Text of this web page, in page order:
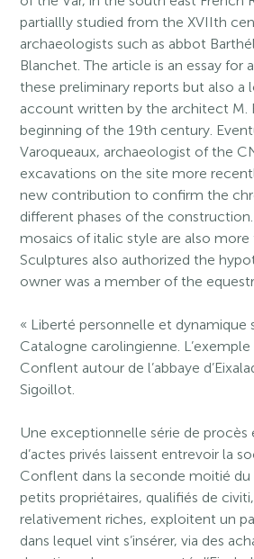
partiallly studied from the XVIIth
archaeologists such as abbot
Blanchet. The article is an essay for
these preliminary reports but also a
account written by the architect M.
beginning of the 19th century.
Varoqueaux, archaeologist of the
excavations on the site more
new contribution to confirm the
different phases of the construction.
mosaics of italic style are also more
Sculptures also authorized the
owner was a member of the
« Liberté personnelle et dynamique
Catalogne carolingienne.
Conflent autour de l’abbaye
Sigoillot.
Une exceptionnelle série de procès
d’actes privés laissent entrevoir la
Conflent dans la seconde moitié du
petits propriétaires, qualifiés de
relativement riches, exploitent un
dans lequel vint s’insérer, via des